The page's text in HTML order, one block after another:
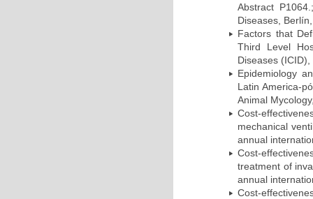
Abstract
Diseases,
Factors that
Third Level
Diseases
Epidemiology
Latin America-
Animal
Cost-
mechanical
annual
Cost-
treatment of
annual
Cost-